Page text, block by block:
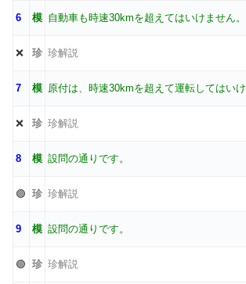
6 模 自動車も時速30kmを超えてはいけません。
❌ 珍 珍解説
7 模 原付は、時速30kmを超えて運転してはいけ
❌ 珍 珍解説
8 模 設問の通りです。
🟢 珍 珍解説
9 模 設問の通りです。
🟢 珍 珍解説